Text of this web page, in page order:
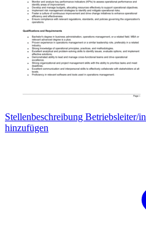
Stellenbeschreibung Betriebsleiter/in
hinzufügen